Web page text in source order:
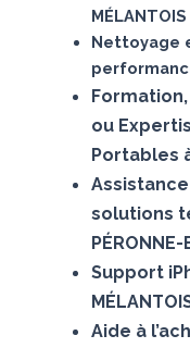
MÉLANTOIS
Nettoyage
ou
Portables
solutions
Support
Aide à